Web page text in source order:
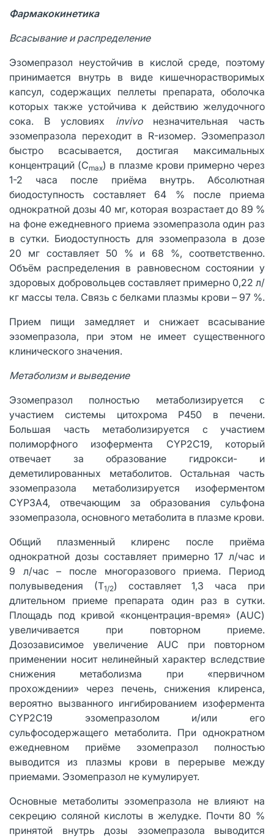
Фармакокинетика
Всасывание и распределение
Эзомепразол неустойчив в кислой среде, поэтому
принимается внутрь в виде кишечнорастворимых
капсул, содержащих пеллеты препарата, оболочка
которых также устойчива к действию желудочного
сока. В условиях invivoнезначительная часть
эзомепразола переходит в R-изомер. Эзомепразол
быстро всасывается, достигая максимальных
концентраций (Cmax) в плазме крови примерно через
1-2 часа после приёма внутрь. Абсолютная
биодоступность составляет 64 % после приема
однократной дозы 40 мг, которая возрастает до 89 %
на фоне ежедневного приема эзомепразола один раз
в сутки. Биодоступность для эзомепразола в дозе
20 мг составляет 50 % и 68 %, соответственно.
Объём распределения в равновесном состоянии у
здоровых добровольцев составляет примерно 0,22 л/
кг массы тела. Связь с белками плазмы крови – 97 %.
Прием пищи замедляет и снижает всасывание
эзомепразола, при этом не имеет существенного
клинического значения.
Метаболизм и выведение
Эзомепразол полностью метаболизируется с
участием системы цитохрома P450 в печени.
Большая часть метаболизируется с участием
полиморфного изофермента CYP2C19, который
отвечает за образование гидрокси- и
деметилированных метаболитов. Остальная часть
эзомепразола метаболизируется изоферментом
CYP3A4, отвечающим за образования сульфона
эзомепразола, основного метаболита в плазме крови.
Общий плазменный клиренс после приёма
однократной дозы составляет примерно 17 л/час и
9 л/час – после многоразового приема. Период
полувыведения (Т1/2) составляет 1,3 часа при
длительном приеме препарата один раз в сутки.
Площадь под кривой «концентрация-время» (AUC)
увеличивается при повторном приеме.
Дозозависимое увеличение AUC при повторном
применении носит нелинейный характер вследствие
снижения метаболизма при «первичном
прохождении» через печень, снижения клиренса,
вероятно вызванного ингибированием изофермента
CYP2C19 эзомепразолом и/или его
сульфосодержащего метаболита. При однократном
ежедневном приёме эзомепразол полностью
выводится из плазмы крови в перерыве между
приемами. Эзомепразол не кумулирует.
Основные метаболиты эзомепразола не влияют на
секрецию соляной кислоты в желудке. Почти 80 %
принятой внутрь дозы эзомепразола выводится